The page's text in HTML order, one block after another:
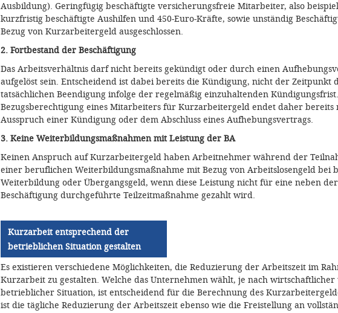
Ausbildung). Geringfügig beschäftigte versicherungsfreie Mitarbeiter, also
kurzfristig beschäftigte Aushilfen und 450-Euro-Kräfte, sowie unständig
Bezug von Kurzarbeitergeld ausgeschlossen.
2. Fortbestand der Beschäftigung
Das Arbeitsverhältnis darf nicht bereits gekündigt oder durch einen
aufgelöst sein. Entscheidend ist dabei bereits die Kündigung, nicht der Zeitpunkt
tatsächlichen Beendigung infolge der regelmäßig einzuhaltenden
Bezugsberechtigung eines Mitarbeiters für Kurzarbeitergeld endet daher bereits
Ausspruch einer Kündigung oder dem Abschluss eines Aufhebungsvertrags.
3. Keine Weiterbildungsmaßnahmen mit Leistung der BA
Keinen Anspruch auf Kurzarbeitergeld haben Arbeitnehmer während der
einer beruflichen Weiterbildungsmaßnahme mit Bezug von Arbeitslosengeld bei
Weiterbildung oder Übergangsgeld, wenn diese Leistung nicht für eine neben der
Beschäftigung durchgeführte Teilzeitmaßnahme gezahlt wird.
Kurzarbeit entsprechend der
betrieblichen Situation gestalten
Es existieren verschiedene Möglichkeiten, die Reduzierung der Arbeitszeit im
Kurzarbeit zu gestalten. Welche das Unternehmen wählt, je nach wirtschaftlicher
betrieblicher Situation, ist entscheidend für die Berechnung des
ist die tägliche Reduzierung der Arbeitszeit ebenso wie die Freistellung an